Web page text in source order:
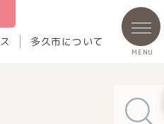
多久市について